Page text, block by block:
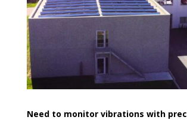
Need to monitor vibrations with